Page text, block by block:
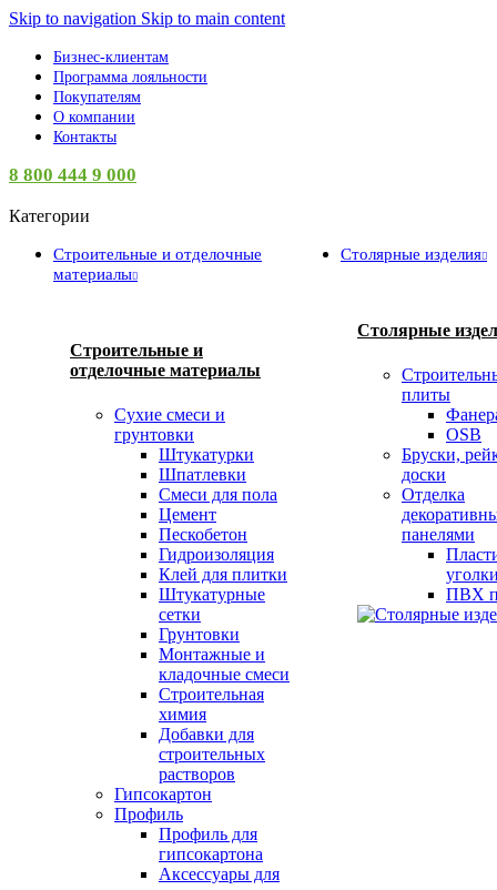
Skip to navigation Skip to main content
Бизнес-клиентам
Программа лояльности
Покупателям
О компании
Контакты
8 800 444 9 000
Категории
Строительные и отделочные
материалы
Строительные и
отделочные материалы
Сухие смеси и
грунтовки
Штукатурки
Шпатлевки
Смеси для пола
Цемент
Пескобетон
Гидроизоляция
Клей для плитки
Штукатурные
сетки
Грунтовки
Монтажные и
кладочные смеси
Строительная
химия
Добавки для
строительных
растворов
Гипсокартон
Профиль
Профиль для
гипсокартона
Аксессуары для
Столярные изделия
Столярные
плиты
OSB
Бруски,
доски
Отделка
панелями
ПВХ